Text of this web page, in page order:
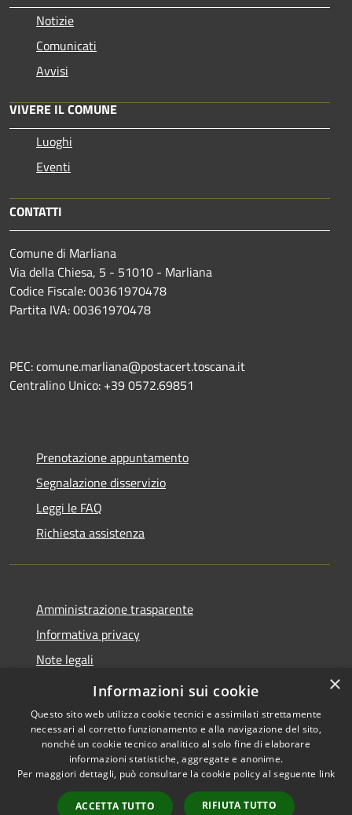
Notizie
Comunicati
Avvisi
VIVERE IL COMUNE
Luoghi
Eventi
CONTATTI
Comune di Marliana
Via della Chiesa, 5 - 51010 - Marliana
Codice Fiscale: 00361970478
Partita IVA: 00361970478
PEC: comune.marliana@postacert.toscana.it
Centralino Unico: +39 0572.69851
Prenotazione appuntamento
Segnalazione disservizio
Leggi le FAQ
Richiesta assistenza
Amministrazione trasparente
Informativa privacy
Note legali
Dichiarazione di accessibilità
Accessibilità
Copyright © 2026 • Comune di
Marliana • Powered by
Municipium•
Accesso
×
Informazioni sui cookie
Questo sito web utilizza cookie tecnici e assimilati strettamente
necessari al corretto funzionamento e alla navigazione del sito,
nonché un cookie tecnico analitico al solo fine di elaborare
informazioni statistiche, aggregate e anonime.
Per maggiori dettagli, può consultare la cookie policy al seguente link
ACCETTA TUTTO RIFIUTA TUTTO